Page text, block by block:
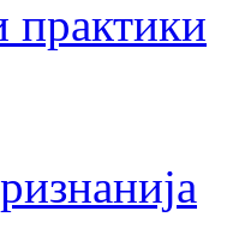
практики